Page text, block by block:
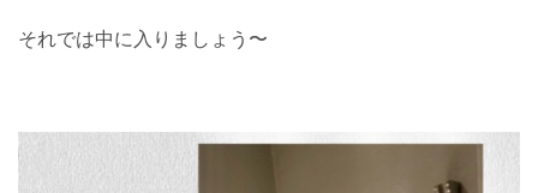
それでは中に入りましょう〜